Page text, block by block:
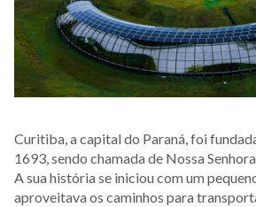
Curitiba, a capital do Paraná, foi
1693, sendo chamada de Nossa
A sua história se iniciou com um
aproveitava os caminhos para